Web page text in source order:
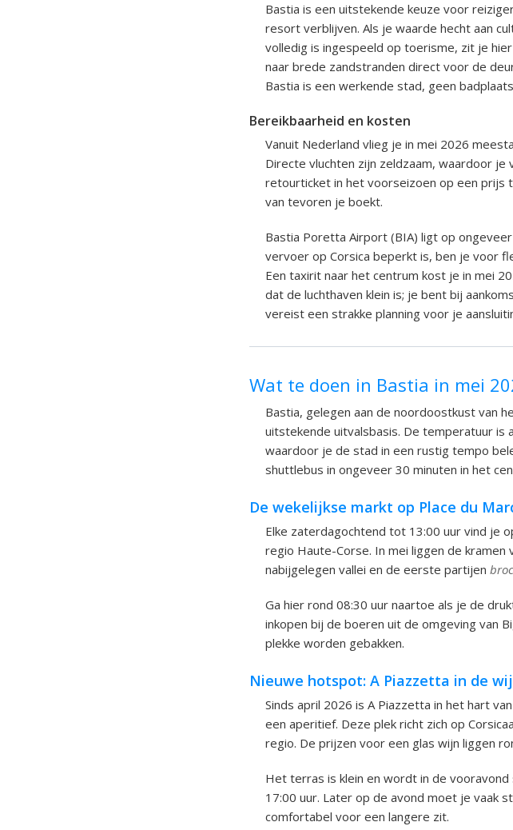
Bastia is een uitstekende keuze voor
resort verblijven. Als je waarde hecht aan
volledig is ingespeeld op toerisme, zit je
naar brede zandstranden direct voor de
Bastia is een werkende stad, geen
Bereikbaarheid en kosten
Vanuit Nederland vlieg je in mei 2026
Directe vluchten zijn zeldzaam, waardoor je
retourticket in het voorseizoen op een prijs
van tevoren je boekt.
Bastia Poretta Airport (BIA) ligt op
vervoer op Corsica beperkt is, ben je voor
Een taxirit naar het centrum kost je in mei
dat de luchthaven klein is; je bent bij
vereist een strakke planning voor je
Wat te doen in Bastia in mei
Bastia, gelegen aan de noordoostkust van
uitstekende uitvalsbasis. De temperatuur is
waardoor je de stad in een rustig tempo
shuttlebus in ongeveer 30 minuten in het
De wekelijkse markt op Place du
Elke zaterdagochtend tot 13:00 uur vind je
regio Haute-Corse. In mei liggen de
nabijgelegen vallei en de eerste partijen
Ga hier rond 08:30 uur naartoe als je de
inkopen bij de boeren uit de omgeving van
plekke worden gebakken.
Nieuwe hotspot: A Piazzetta in de
Sinds april 2026 is A Piazzetta in het hart
een aperitief. Deze plek richt zich op
regio. De prijzen voor een glas wijn liggen
Het terras is klein en wordt in de vooravond
17:00 uur. Later op de avond moet je vaak
comfortabel voor een langere zit.